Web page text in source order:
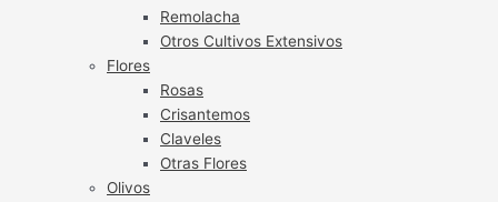
Remolacha
Otros Cultivos Extensivos
Flores
Rosas
Crisantemos
Claveles
Otras Flores
Olivos